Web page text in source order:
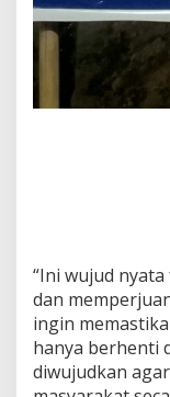
‎“Ini wujud
dan
ingin
hanya berhenti
diwujudkan